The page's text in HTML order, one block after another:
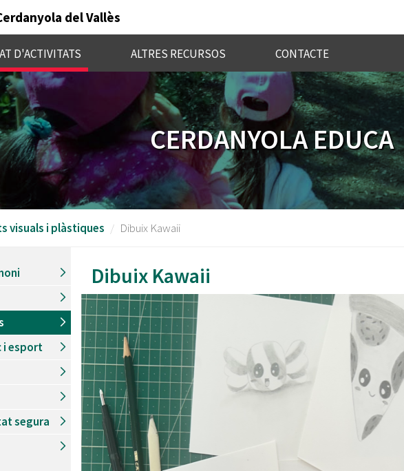
del Vallès
D'ACTIVITATS ALTRES RECURSOS CONTACTE
CERDANYOLA EDUCA
visuals i plàstiques Dibuix Kawaii
i esport
segura
Dibuix Kawaii